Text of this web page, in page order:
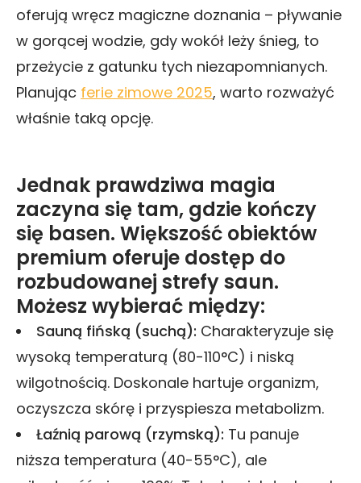
oferują wręcz magiczne doznania – pływanie
w gorącej wodzie, gdy wokół leży śnieg, to
przeżycie z gatunku tych niezapomnianych.
Planując ferie zimowe 2025, warto rozważyć
właśnie taką opcję.
Jednak prawdziwa magia
zaczyna się tam, gdzie kończy
się basen. Większość obiektów
premium oferuje dostęp do
rozbudowanej strefy saun.
Możesz wybierać między:
Sauną fińską (suchą): Charakteryzuje się
wysoką temperaturą (80-110°C) i niską
wilgotnością. Doskonale hartuje organizm,
oczyszcza skórę i przyspiesza metabolizm.
Łaźnią parową (rzymską): Tu panuje
niższa temperatura (40-55°C), ale